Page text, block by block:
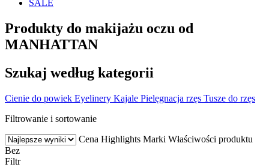
SALE
Produkty do makijażu oczu od
MANHATTAN
Szukaj według kategorii
Cienie do powiek Eyelinery Kajale Pielęgnacja rzęs Tusze do rzęs
Filtrowanie i sortowanie
Cena Highlights Marki Właściwości produktu
Bez
Filtr